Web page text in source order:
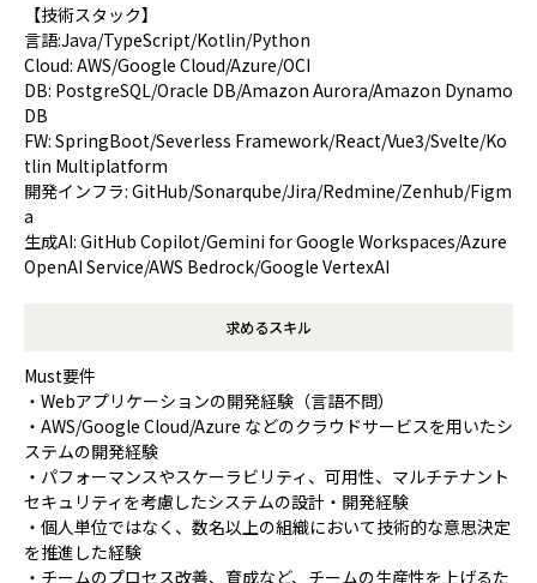
【技術スタック】
言語:Java/TypeScript/Kotlin/Python
Cloud: AWS/Google Cloud/Azure/OCI
DB: PostgreSQL/Oracle DB/Amazon Aurora/Amazon Dynamo
DB
FW: SpringBoot/Severless Framework/React/Vue3/Svelte/Ko
tlin Multiplatform
開発インフラ: GitHub/Sonarqube/Jira/Redmine/Zenhub/Figm
a
生成AI: GitHub Copilot/Gemini for Google Workspaces/Azure
OpenAI Service/AWS Bedrock/Google VertexAI
求めるスキル
Must要件
・Webアプリケーションの開発経験（言語不問）
・AWS/Google Cloud/Azure などのクラウドサービスを用いたシ
ステムの開発経験
・パフォーマンスやスケーラビリティ、可用性、マルチテナント
セキュリティを考慮したシステムの設計・開発経験
・個人単位ではなく、数名以上の組織において技術的な意思決定
を推進した経験
・チームのプロセス改善、育成など、チームの生産性を上げるた